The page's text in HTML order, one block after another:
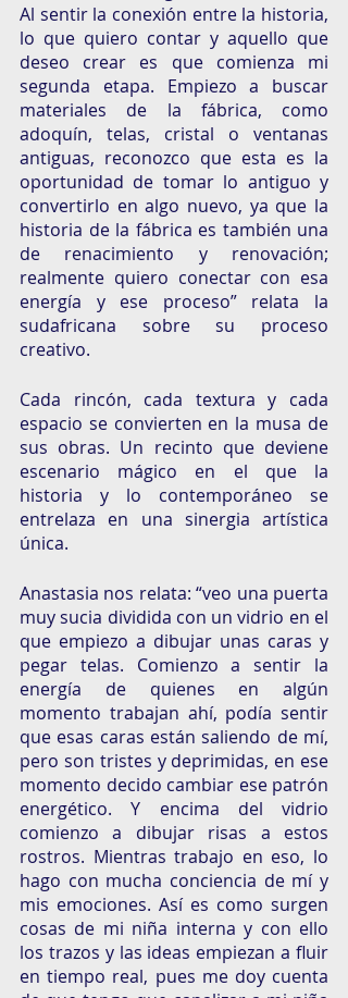
Al sentir la conexión entre la historia,
lo que quiero contar y aquello que
deseo crear es que comienza mi
segunda etapa. Empiezo a buscar
materiales de la fábrica, como
adoquín, telas, cristal o ventanas
antiguas, reconozco que esta es la
oportunidad de tomar lo antiguo y
convertirlo en algo nuevo, ya que la
historia de la fábrica es también una
de renacimiento y renovación;
realmente quiero conectar con esa
energía y ese proceso” relata la
sudafricana sobre su proceso
creativo.
Cada rincón, cada textura y cada
espacio se convierten en la musa de
sus obras. Un recinto que deviene
escenario mágico en el que la
historia y lo contemporáneo se
entrelaza en una sinergia artística
única.
Anastasia nos relata: “veo una puerta
muy sucia dividida con un vidrio en el
que empiezo a dibujar unas caras y
pegar telas. Comienzo a sentir la
energía de quienes en algún
momento trabajan ahí, podía sentir
que esas caras están saliendo de mí,
pero son tristes y deprimidas, en ese
momento decido cambiar ese patrón
energético. Y encima del vidrio
comienzo a dibujar risas a estos
rostros. Mientras trabajo en eso, lo
hago con mucha conciencia de mí y
mis emociones. Así es como surgen
cosas de mi niña interna y con ello
los trazos y las ideas empiezan a fluir
en tiempo real, pues me doy cuenta